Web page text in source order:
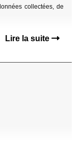
collectées, de
Lire la suite